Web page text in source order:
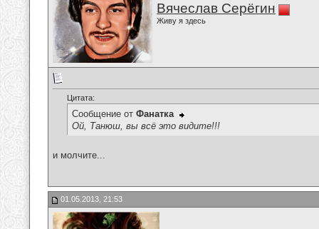
Вячеслав Серёгин
Живу я здесь
Цитата:
Сообщение от Фанатка
Ой, Танюш, вы всё это видите!!!
и молчите...
01.05.2013, 21:53